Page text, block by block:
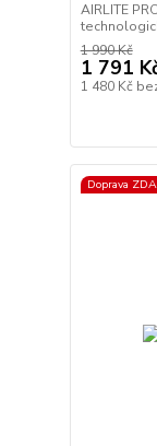
AIRLITE
1 990 Kč
1 791
1 480 Kč
Doprava